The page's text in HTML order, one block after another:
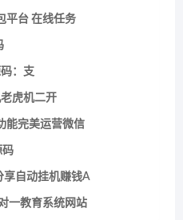
平台 在线任务
：支
虎机二开
能完美运营微信
码
享自动挂机赚钱A
一教育系统网站